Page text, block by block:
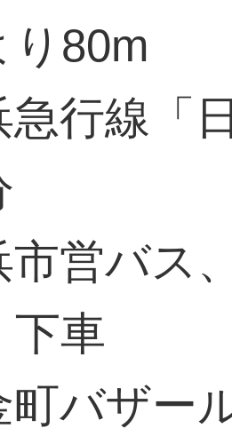
り80m
行線「
営バス
下車
バザー